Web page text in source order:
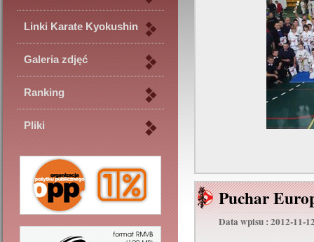
Linki Karate Kyokushin
Galeria zdjęć
Ranking
Pliki
Puchar
Data wpisu : 2012-11-